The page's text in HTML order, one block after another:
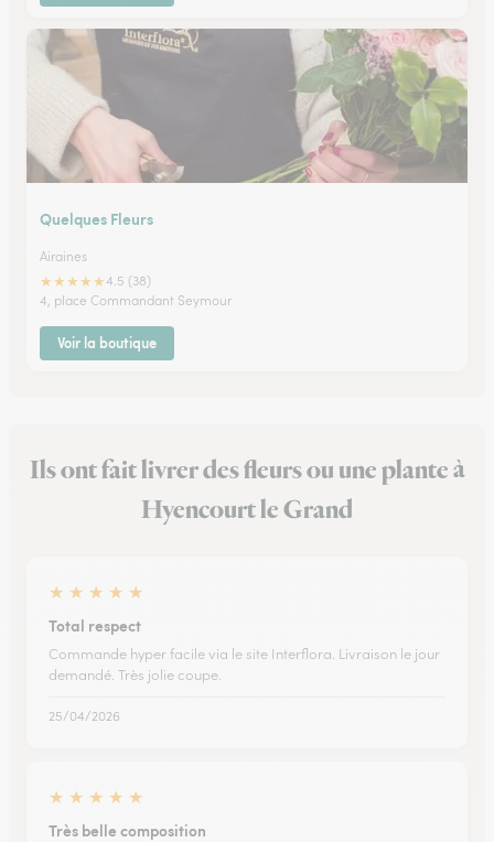
Quelques Fleurs
Airaines
★★★★★4.5 (38)
4, place Commandant Seymour
Voir la boutique
Ils ont fait livrer des fleurs ou une plante à
Hyencourt le Grand
★ ★ ★ ★ ★
Total respect
Commande hyper facile via le site Interflora. Livraison le jour
demandé. Très jolie coupe.
25/04/2026
★ ★ ★ ★ ★
Très belle composition